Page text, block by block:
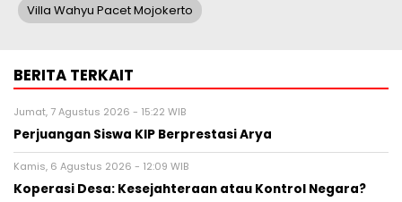
Villa Wahyu Pacet Mojokerto
BERITA TERKAIT
Jumat, 7 Agustus 2026 - 15:22 WIB
Perjuangan Siswa KIP Berprestasi Arya
Kamis, 6 Agustus 2026 - 12:09 WIB
Koperasi Desa: Kesejahteraan atau Kontrol Negara?